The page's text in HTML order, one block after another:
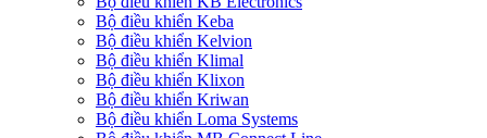
Bộ điều khiển Keba
Bộ điều khiển Kelvion
Bộ điều khiển Klimal
Bộ điều khiển Klixon
Bộ điều khiển Kriwan
Bộ điều khiển Loma Systems